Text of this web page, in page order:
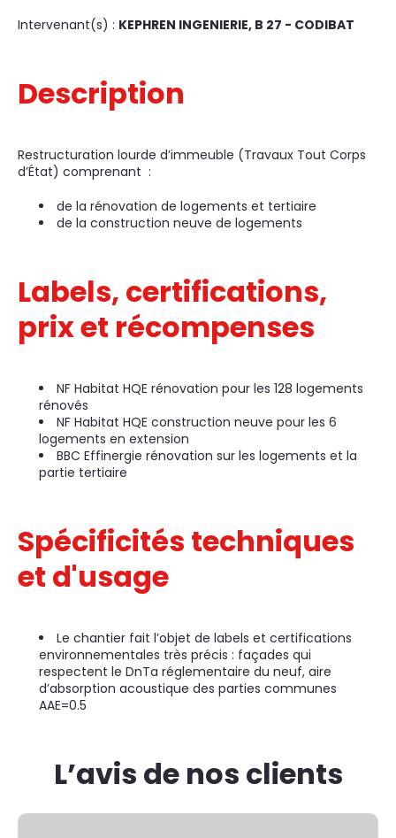
Intervenant(s) : KEPHREN INGENIERIE, B 27 - CODIBAT
Description
Restructuration lourde d’immeuble (Travaux Tout Corps
d’État) comprenant :
de la rénovation de logements et tertiaire
de la construction neuve de logements
Labels, certifications,
prix et récompenses
NF Habitat HQE rénovation pour les 128 logements
rénovés
NF Habitat HQE construction neuve pour les 6
logements en extension
BBC Effinergie rénovation sur les logements et la
partie tertiaire
Spécificités techniques
et d'usage
Le chantier fait l’objet de labels et certifications
environnementales très précis : façades qui
respectent le DnTa réglementaire du neuf, aire
d’absorption acoustique des parties communes
AAE=0.5
L’avis de nos clients